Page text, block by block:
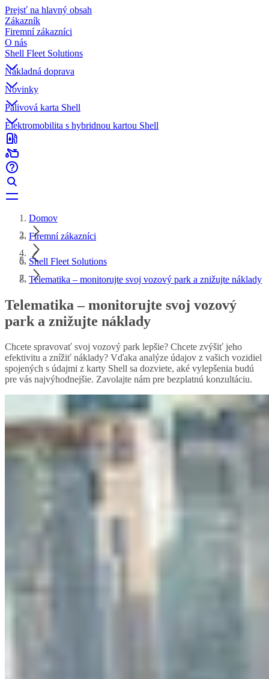
Prejsť na hlavný obsah
Zákazník
Firemní zákazníci
O nás
Shell Fleet Solutions
Nákladná doprava
Novinky
Palivová karta Shell
Elektromobilita s hybridnou kartou Shell
Domov
Firemní zákazníci
Shell Fleet Solutions
Telematika – monitorujte svoj vozový park a znižujte náklady
Telematika – monitorujte svoj vozový
park a znižujte náklady
Chcete spravovať svoj vozový park lepšie? Chcete zvýšiť jeho
efektivitu a znížiť náklady? Vďaka analýze údajov z vašich vozidiel
spojených s údajmi z karty Shell sa dozviete, aké vylepšenia budú
pre vás najvýhodnejšie. Zavolajte nám pre bezplatnú konzultáciu.